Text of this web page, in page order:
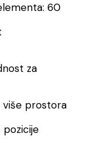
60
za
više prostora